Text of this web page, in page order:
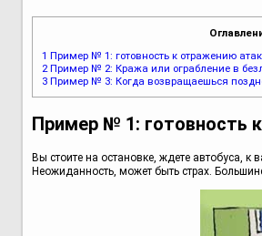
1 Пример № 1: готовность к отражению
2Пример № 2: Кража или ограбление в
3Пример № 3: Когда возвращаешься
Пример № 1: готовность
Вы стоите на остановке, ждете автобуса,
Неожиданность, может быть страх.